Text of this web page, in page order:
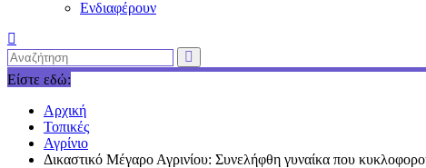
Ενδιαφέρουν
Είστε εδώ:
Αρχική
Τοπικές
Αγρίνιο
Δικαστικό Μέγαρο Αγρινίου: Συνελήφθη γυναίκα που